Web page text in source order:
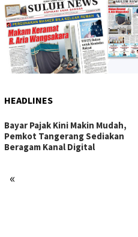
HEADLINES
«
Bayar Pajak Kini Makin Mudah,
Pemkot Tangerang Sediakan
Beragam Kanal Digital